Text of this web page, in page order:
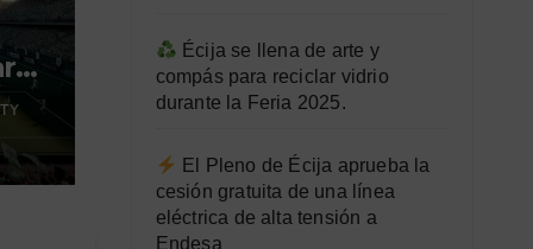
Écija se llena de arte y
compás para reciclar vidrio
durante la Feria 2025.
El Pleno de Écija aprueba la
cesión gratuita de una línea
eléctrica de alta tensión a
Endesa